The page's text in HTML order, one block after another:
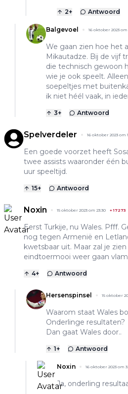
2+ Antwoord
Balgevoel 16 oktober 2023 om
We gaan zien hoe het
Mikautadze. Bij de vijf
die technisch gewoon
wie je ook speelt.
soepeltjes met
ik niet héél vaak, in
3+ Antwoord
Spelverdeler 16 oktober 2023 om
Een goede voorzet heeft
twee assists waaronder één
uur speeltijd.
15+ Antwoord
Noxin 15 oktober 2023 om 23:30 +17273
Eerst Turkije, nu Wales. Pfff.
nog tegen Armenië en
kwetsbaar uit. Maar zal je
eindtoermooi weer gaan
4+ Antwoord
Hersenspinsel 15 oktober
Waarom staat Wales
Onderlinge resultaten?
Dan gaat Wales door..
1+ Antwoord
Noxin 16 oktober 2023 om
Ja, onderling